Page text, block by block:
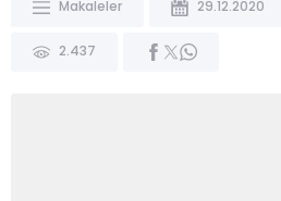
Makaleler 29.12.2020
2.437